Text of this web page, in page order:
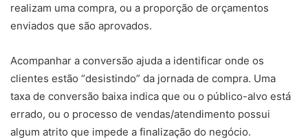
realizam uma compra, ou a proporção de orçamentos
enviados que são aprovados.
Acompanhar a conversão ajuda a identificar onde os
clientes estão “desistindo” da jornada de compra. Uma
taxa de conversão baixa indica que ou o público-alvo está
errado, ou o processo de vendas/atendimento possui
algum atrito que impede a finalização do negócio.